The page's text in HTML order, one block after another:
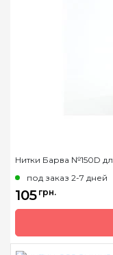
Нитки Барва №150D
под заказ 2-7 дней
105 грн.
Бренд